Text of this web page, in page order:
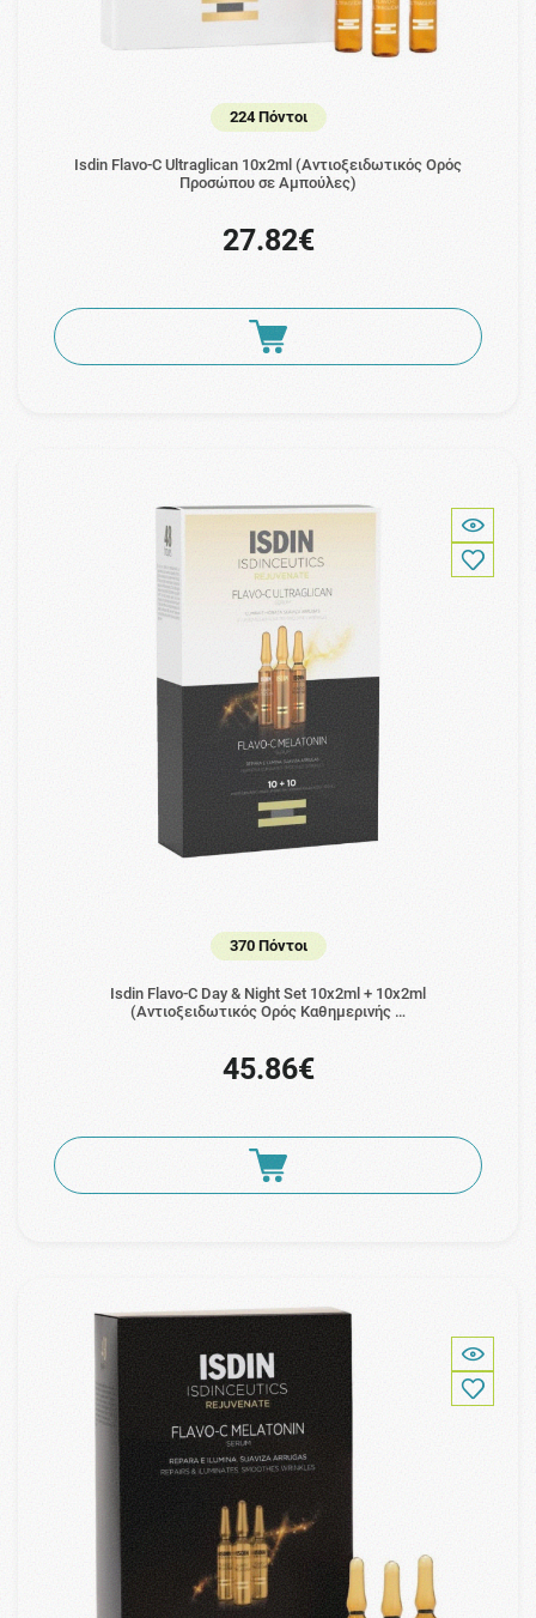
224 Πόντοι
Isdin Flavo-C Ultraglican 10x2ml (Αντιοξειδωτικός Ορός
Προσώπου σε Αμπούλες)
27.82€
370 Πόντοι
Isdin Flavo-C Day & Night Set 10x2ml + 10x2ml
(Αντιοξειδωτικός Ορός Καθημερινής …
45.86€